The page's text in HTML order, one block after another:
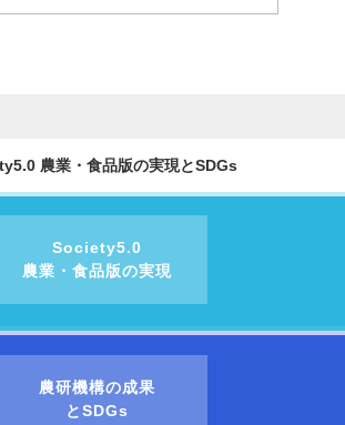
農業・食品版の実現とSDGs
Society5.0
農業・食品版の実現
農研機構の成果
とSDGs